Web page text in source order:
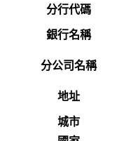
分行代碼
銀行名稱
分公司名稱
地址
城市